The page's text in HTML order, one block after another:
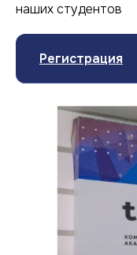
наших студентов
Регистрация